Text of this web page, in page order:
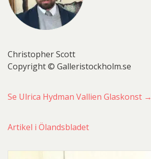
Christopher Scott
Copyright © Galleristockholm.se
Se Ulrica Hydman Vallien Glaskonst →
Artikel i Ölandsbladet